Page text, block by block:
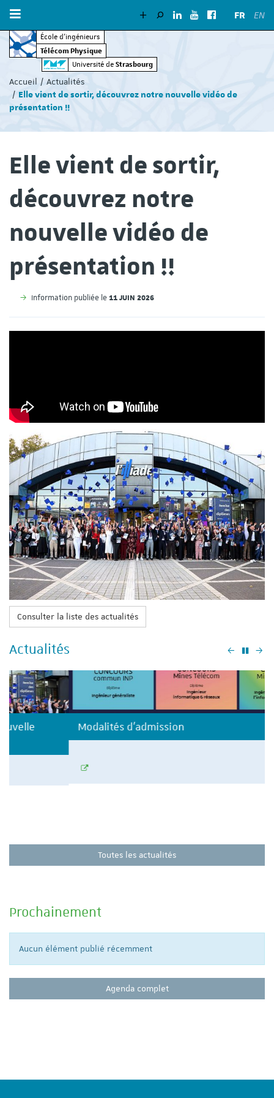
École d’ingénieurs
Télécom Physique
Université de Strasbourg
FR EN
êtes
ici
Accueil
Actualités
Elle vient de sortir, découvrez notre nouvelle vidéo de
présentation !!
Elle vient de sortir,
découvrez notre
nouvelle vidéo de
présentation !!
Information publiée le 11 JUIN 2026
Consulter la liste des actualités
Actualités Précédent
Modalités d'admission
Toutes les actualités
Prochainement
Aucun élément publié récemment
Agenda complet